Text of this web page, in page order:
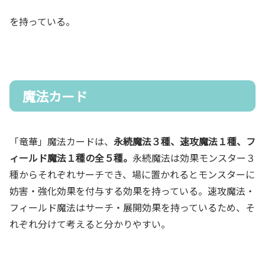
を持っている。
魔法カード
「竜華」魔法カードは、 永続魔法３種、速攻魔法１種、フ
ィールド魔法１種の全５種。 永続魔法は効果モンスター３
種からそれぞれサーチでき、場に置かれるとモンスターに
妨害・強化効果を付与する効果を持っている。速攻魔法・
フィールド魔法はサーチ・展開効果を持っているため、そ
れぞれ分けて考えると分かりやすい。